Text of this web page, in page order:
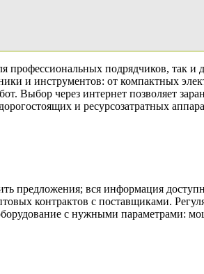
профессиональных подрядчиков, так
и инструментов: от компактных
Выбор через интернет позволяет
и ресурсозатратных
предложения; вся информация
контрактов с поставщиками.
с нужными параметрами: